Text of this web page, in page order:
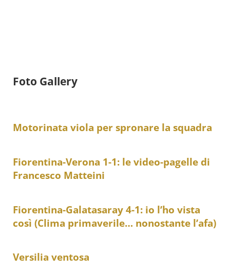
Foto Gallery
Motorinata viola per spronare la squadra
Fiorentina-Verona 1-1: le video-pagelle di
Francesco Matteini
Fiorentina-Galatasaray 4-1: io l’ho vista
così (Clima primaverile… nonostante l’afa)
Versilia ventosa